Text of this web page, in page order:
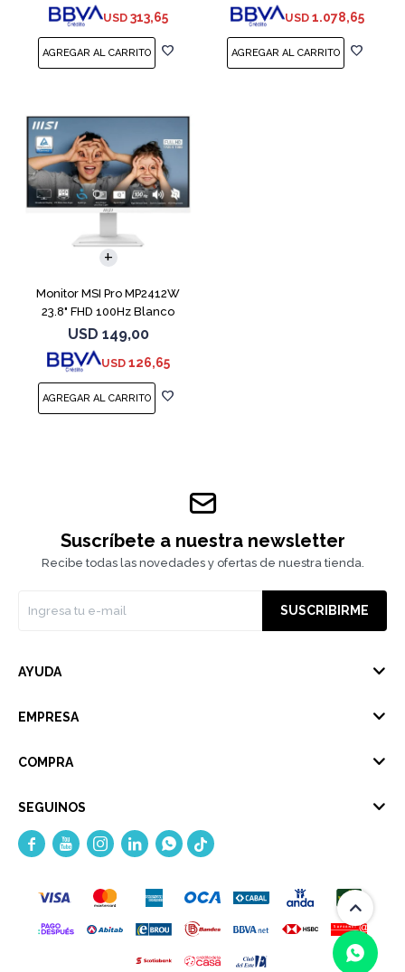
USD 313,65 USD 1.078,65
Monitor MSI Pro MP2412W
23.8" FHD 100Hz Blanco
USD 149,00
USD 126,65
Suscríbete a nuestra newsletter
Recibe todas las novedades y ofertas de nuestra tienda.
SUSCRIBIRME
AYUDA
EMPRESA
COMPRA
SEGUINOS
    